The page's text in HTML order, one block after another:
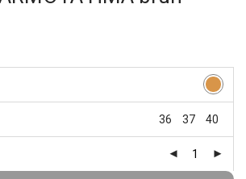
36 37 40